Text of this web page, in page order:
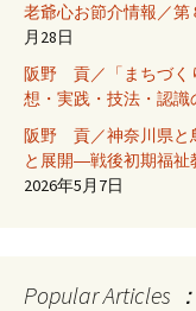
老爺心お節介情報／第
月28日
阪野 貢／「まちづく
想・実践・技法・認
阪野 貢／神奈川県と
と展開―戦後初期福
2026年5月7日
Popular Articles